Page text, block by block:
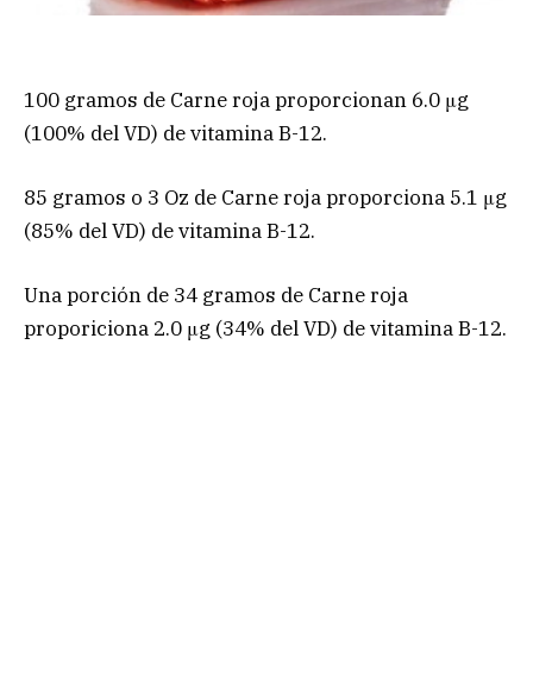
100 gramos de Carne roja proporcionan 6.0 μg
(100% del VD) de vitamina B-12.
85 gramos o 3 Oz de Carne roja proporciona 5.1 μg
(85% del VD) de vitamina B-12.
Una porción de 34 gramos de Carne roja
proporiciona 2.0 μg (34% del VD) de vitamina B-12.